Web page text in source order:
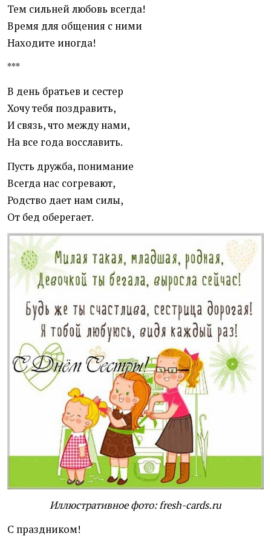
Тем сильней любовь всегда!
Время для общения с ними
Находите иногда!
***
В день братьев и сестер
Хочу тебя поздравить,
И связь, что между нами,
На все года восславить.
Пусть дружба, понимание
Всегда нас согревают,
Родство дает нам силы,
От бед оберегает.
Иллюстративное фото: fresh-cards.ru
С праздником!